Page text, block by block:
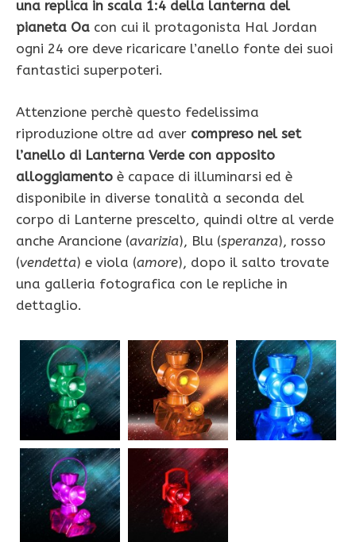
una replica in scala 1:4 della lanterna del
pianeta Oa con cui il protagonista Hal Jordan
ogni 24 ore deve ricaricare l’anello fonte dei suoi
fantastici superpoteri.
Attenzione perchè questo fedelissima
riproduzione oltre ad aver compreso nel set
l’anello di Lanterna Verde con apposito
alloggiamento è capace di illuminarsi ed è
disponibile in diverse tonalità a seconda del
corpo di Lanterne prescelto, quindi oltre al verde
anche Arancione (avarizia), Blu (speranza), rosso
(vendetta) e viola (amore), dopo il salto trovate
una galleria fotografica con le repliche in
dettaglio.